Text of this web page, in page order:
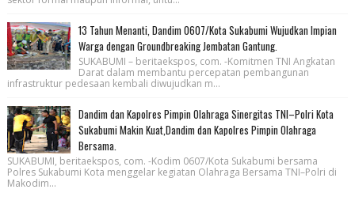
13 Tahun Menanti, Dandim 0607/Kota Sukabumi Wujudkan Impian
Warga dengan Groundbreaking Jembatan Gantung.
SUKABUMI – beritaekspos, com. -Komitmen TNI Angkatan
Darat dalam membantu percepatan pembangunan
infrastruktur pedesaan kembali diwujudkan m...
Dandim dan Kapolres Pimpin Olahraga Sinergitas TNI–Polri Kota
Sukabumi Makin Kuat,Dandim dan Kapolres Pimpin Olahraga
Bersama.
SUKABUMI, beritaekspos, com. -Kodim 0607/Kota Sukabumi bersama
Polres Sukabumi Kota menggelar kegiatan Olahraga Bersama TNI–Polri di
Makodim...